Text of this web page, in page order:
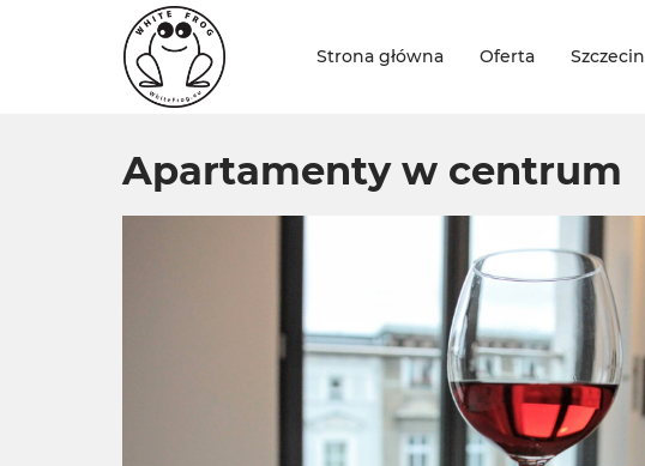
Strona główna Oferta Szczecin
Apartamenty w centrum